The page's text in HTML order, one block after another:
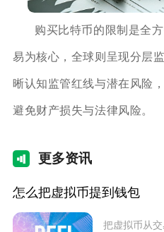
购买比特币的限制是全
易为核心，全球则呈现分层
晰认知监管红线与潜在风险
避免财产损失与法律风险。
更多资讯
怎么把虚拟币提到钱包
把虚拟币从